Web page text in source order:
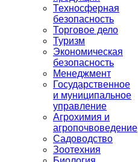
Техносферная
безопасность
Торговое дело
Туризм
Экономическая
безопасность
Менеджмент
Государственное
и муниципальное
управление
Агрохимия и
агропочвоведение
Садоводство
Зоотехния